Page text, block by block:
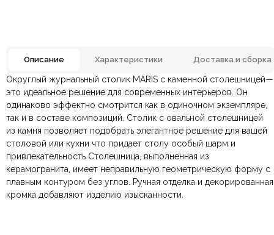
Описание Характеристики Доставка и сборка
Округлый журнальный столик MARIS с каменной столешницей—
это идеальное решение для современных интерьеров. Он
одинаково эффектно смотрится как в одиночном экземпляре,
так и в составе композиций. Столик с овальной столешницей
из камня позволяет подобрать элегантное решение для вашей
столовой или кухни что придает столу особый шарм и
привлекательность Столешница, выполненная из
керамогранита, имеет неправильную геометрическую форму с
плавным контуром без углов. Ручная отделка и декорированная
кромка добавляют изделию изысканности.
Цвет Серый, Хром
Материал
Металл, Натуральный
камень
Размеры ШxГxВ 1400х800х420 мм.
Тип дизайна
Современный,
Итальянский, Модерн
По всей России:отправляем через транспортную
компаниюСДЭК. Срок доставки —до 7 дней
По Москве и Санкт-Петербургу:быстрая
Яндекс.Доставка— доставка в день заказа.
Оплата в салоне-магазине— наличными или картой
при самовывозе.
Безналичная оплата по счёту— для юридических и
физических лиц.
Онлайн оплата картой— быстрая и безопасная через
сайт.
Отзывов ещё нет. Напишите первым.
Ваша общая оценка
Заголовок вашего отзыва